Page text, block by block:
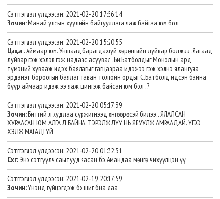
Сэтггэгдэл үлдээсэн: 2021-02-20 17:56:14
Зочин:Манай улсын хуулийн байгууллага яаж байгаа юм бол
Сэтггэгдэл үлдээсэн: 2021-02-20 15:20:55
Цэцэг:Аймаар юм. Уншаад барагдахгүй хөрөнгийн луйвар болжээ .Яагаад
луйвар гэж хэлэв гэж надаас асуувал .Би:Батболдыг Монолын ард
түмэний хувааж идэх баялагыг гагцаараа идэжээ гэж хэлнэ ялангуяа
эрдэнэт бороогын баялаг таван толгойн ордыг С.Батболд идсэн байна
бүүр аймаар идэж ээ яаж шингэж байсан юм бол .?
Сэтггэгдэл үлдээсэн: 2021-02-20 05:17:39
Зочин:Битгий л худлаа сүржигнээд өнгөөрөсэй билээ.. ЯЛАЛСАН
ХУРААСАН ЮМ АЛГА Л БАЙНА. ТЭРЭЛЖ ЛҮҮ НЬ ЯВУУЛЖ АМРААДАЙ. ҮГЭЭ
ХЭЛЖ МАГАДГҮЙ
Сэтггэгдэл үлдээсэн: 2021-02-20 01:32:31
Схг:Энэ сэтгүүлч саытууд яасан бэ.Амандаа мөнгө чихүүлцэн үү
Сэтггэгдэл үлдээсэн: 2021-02-19 20:17:59
Зочин:Үнэнд гүйцэгдэж бх шиг бна даа